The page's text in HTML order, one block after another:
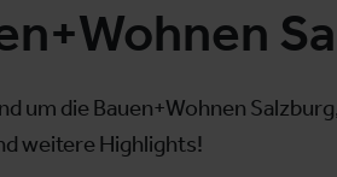
um die Bauen+Wohnen
weitere Highlights!